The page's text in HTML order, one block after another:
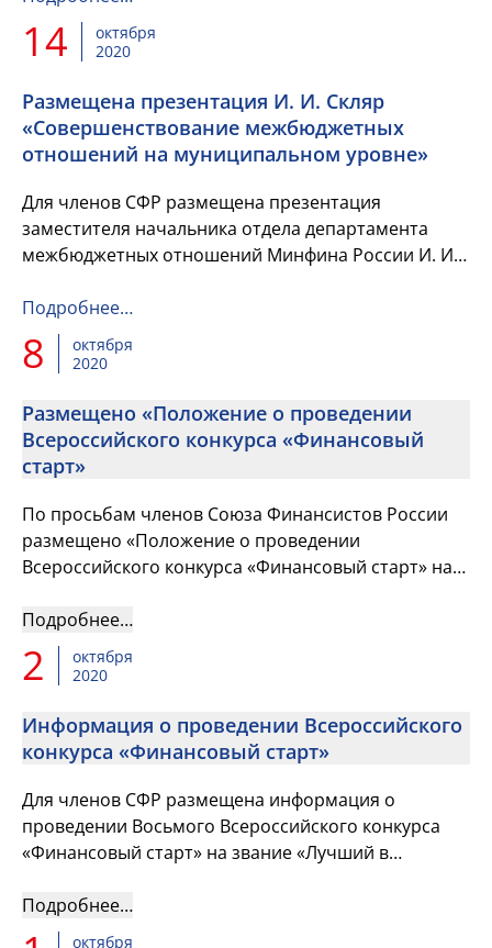
14
октября
2020
Размещена презентация И. И. Скляр
«Совершенствование межбюджетных
отношений на муниципальном уровне»
Для членов СФР размещена презентация
заместителя начальника отдела департамента
межбюджетных отношений Минфина России И. И.
отношений на муниципальном уровне».
Подробнее…
8
октября
2020
Размещено «Положение о проведении
Всероссийского конкурса «Финансовый
старт»
По просьбам членов Союза Финансистов России
размещено «Положение о проведении
Всероссийского конкурса «Финансовый старт» на
«Лучший молодой финансист».
Подробнее…
2
октября
2020
Информация о проведении Всероссийского
конкурса «Финансовый старт»
Для членов СФР размещена информация о
проведении Восьмого Всероссийского конкурса
«Финансовый старт» на звание «Лучший в
финансист».
Подробнее…
октября